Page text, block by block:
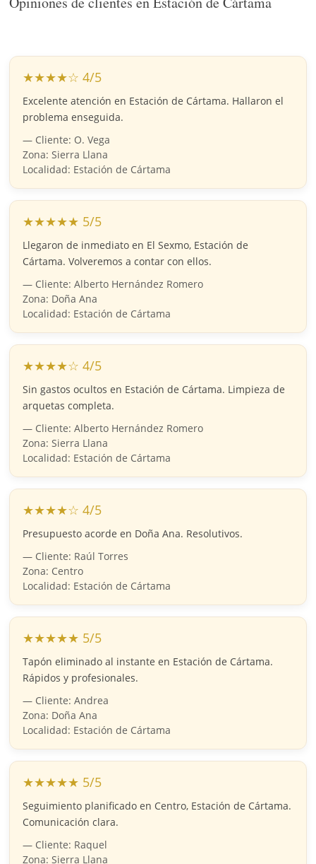
★★★★☆ 4/5
Excelente atención en Estación de Cártama. Hallaron el
problema enseguida.
— Cliente: O. Vega
Zona: Sierra Llana
Localidad: Estación de Cártama
★★★★★ 5/5
Llegaron de inmediato en El Sexmo, Estación de
Cártama. Volveremos a contar con ellos.
— Cliente: Alberto Hernández Romero
Zona: Doña Ana
Localidad: Estación de Cártama
★★★★☆ 4/5
Sin gastos ocultos en Estación de Cártama. Limpieza de
arquetas completa.
— Cliente: Alberto Hernández Romero
Zona: Sierra Llana
Localidad: Estación de Cártama
★★★★☆ 4/5
Presupuesto acorde en Doña Ana. Resolutivos.
— Cliente: Raúl Torres
Zona: Centro
Localidad: Estación de Cártama
★★★★★ 5/5
Tapón eliminado al instante en Estación de Cártama.
Rápidos y profesionales.
— Cliente: Andrea
Zona: Doña Ana
Localidad: Estación de Cártama
★★★★★ 5/5
Seguimiento planificado en Centro, Estación de Cártama.
Comunicación clara.
— Cliente: Raquel
Zona: Sierra Llana